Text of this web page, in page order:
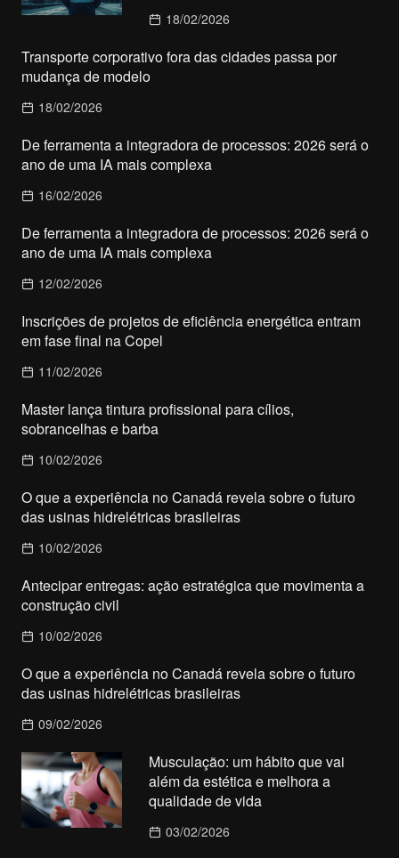
18/02/2026
Transporte corporativo fora das cidades passa por
mudança de modelo
18/02/2026
De ferramenta a integradora de processos: 2026 será o
ano de uma IA mais complexa
16/02/2026
De ferramenta a integradora de processos: 2026 será o
ano de uma IA mais complexa
12/02/2026
Inscrições de projetos de eficiência energética entram
em fase final na Copel
11/02/2026
Master lança tintura profissional para cílios,
sobrancelhas e barba
10/02/2026
O que a experiência no Canadá revela sobre o futuro
das usinas hidrelétricas brasileiras
10/02/2026
Antecipar entregas: ação estratégica que movimenta a
construção civil
10/02/2026
O que a experiência no Canadá revela sobre o futuro
das usinas hidrelétricas brasileiras
09/02/2026
Musculação: um hábito que vai
além da estética e melhora a
qualidade de vida
03/02/2026